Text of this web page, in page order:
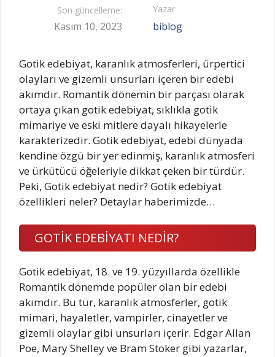
Son güncelleme:
Kasım 10, 2023
Yazar
biblog
Gotik edebiyat, karanlık atmosferleri, ürpertici
olayları ve gizemli unsurları içeren bir edebi
akımdır. Romantik dönemin bir parçası olarak
ortaya çıkan gotik edebiyat, sıklıkla gotik
mimariye ve eski mitlere dayalı hikayelerle
karakterizedir. Gotik edebiyat, edebi dünyada
kendine özgü bir yer edinmiş, karanlık atmosferi
ve ürkütücü öğeleriyle dikkat çeken bir türdür.
Peki, Gotik edebiyat nedir? Gotik edebiyat
özellikleri neler? Detaylar haberimizde…
GOTİK EDEBİYATI NEDİR?
Gotik edebiyat, 18. ve 19. yüzyıllarda özellikle
Romantik dönemde popüler olan bir edebi
akımdır. Bu tür, karanlık atmosferler, gotik
mimari, hayaletler, vampirler, cinayetler ve
gizemli olaylar gibi unsurları içerir. Edgar Allan
Poe, Mary Shelley ve Bram Stoker gibi yazarlar,